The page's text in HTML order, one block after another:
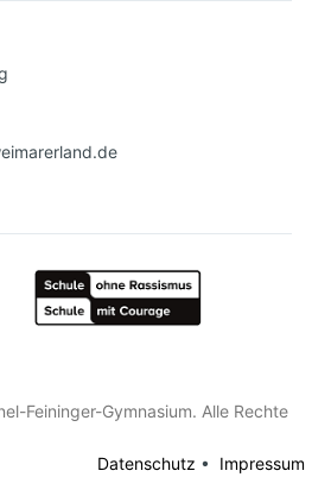
Feininger-Gymnasium. Alle Rechte
Datenschutz • Impressum